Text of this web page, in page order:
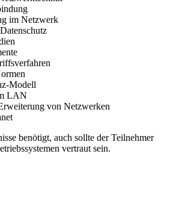
im Netzwerk
Modell
LAN
von Netzwerken
benötigt, auch sollte der Teilnehmer
vertraut sein.